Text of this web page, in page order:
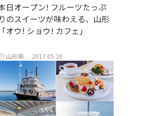
日オープン! フルーツたっぷ
りのスイーツが味わえる、山形
「オウ! ショウ! カフェ」
山形県 2017.05.20